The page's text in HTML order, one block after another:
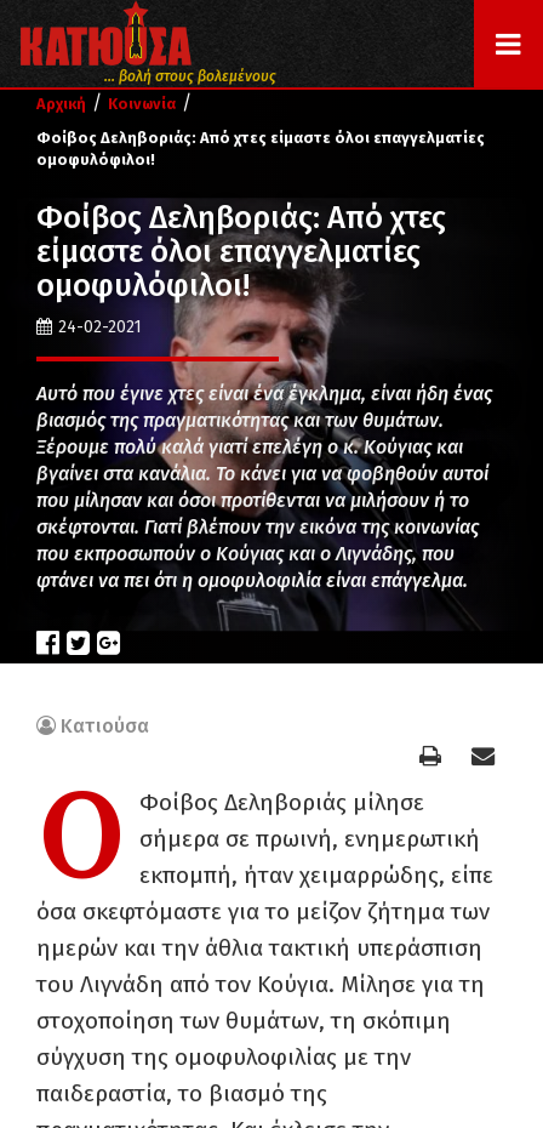
... βολή στους βολεμένους
Αρχική / Κοινωνία /
Φοίβος Δεληβοριάς: Από χτες είμαστε όλοι επαγγελματίες
ομοφυλόφιλοι!
Φοίβος Δεληβοριάς: Από χτες
είμαστε όλοι επαγγελματίες
ομοφυλόφιλοι!
24-02-2021
Αυτό που έγινε χτες είναι ένα έγκλημα, είναι ήδη ένας
βιασμός της πραγματικότητας και των θυμάτων.
Ξέρουμε πολύ καλά γιατί επελέγη ο κ. Κούγιας και
βγαίνει στα κανάλια. Το κάνει για να φοβηθούν αυτοί
που μίλησαν και όσοι προτίθενται να μιλήσουν ή το
σκέφτονται. Γιατί βλέπουν την εικόνα της κοινωνίας
που εκπροσωπούν ο Κούγιας και ο Λιγνάδης, που
φτάνει να πει ότι η ομοφυλοφιλία είναι επάγγελμα.
Κατιούσα
Ο
Φοίβος Δεληβοριάς μίλησε
σήμερα σε πρωινή, ενημερωτική
εκπομπή, ήταν χειμαρρώδης, είπε
όσα σκεφτόμαστε για το μείζον ζήτημα των
ημερών και την άθλια τακτική υπεράσπιση
του Λιγνάδη από τον Κούγια. Μίλησε για τη
στοχοποίηση των θυμάτων, τη σκόπιμη
σύγχυση της ομοφυλοφιλίας με την
παιδεραστία, το βιασμό της